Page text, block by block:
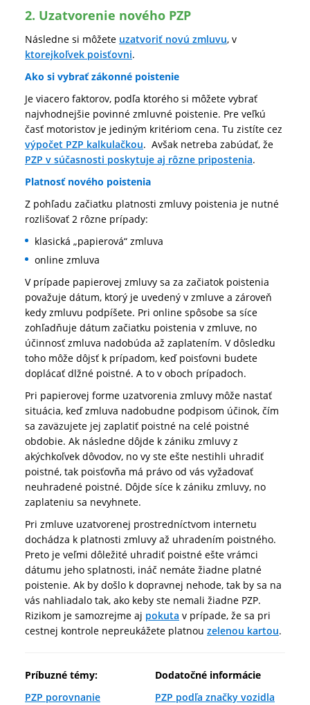
2. Uzatvorenie nového PZP
Následne si môžete uzatvoriť novú zmluvu, v
ktorejkoľvek poisťovni.
Ako si vybrať zákonné poistenie
Je viacero faktorov, podľa ktorého si môžete vybrať
najvhodnejšie povinné zmluvné poistenie. Pre veľkú
časť motoristov je jediným kritériom cena. Tu zistíte cez
výpočet PZP kalkulačkou. Avšak netreba zabúdať, že
PZP v súčasnosti poskytuje aj rôzne pripostenia.
Platnosť nového poistenia
Z pohľadu začiatku platnosti zmluvy poistenia je nutné
rozlišovať 2 rôzne prípady:
klasická „papierová“ zmluva
online zmluva
V prípade papierovej zmluvy sa za začiatok poistenia
považuje dátum, ktorý je uvedený v zmluve a zároveň
kedy zmluvu podpíšete. Pri online spôsobe sa síce
zohľadňuje dátum začiatku poistenia v zmluve, no
účinnosť zmluva nadobúda až zaplatením. V dôsledku
toho môže dôjsť k prípadom, keď poisťovni budete
doplácať dlžné poistné. A to v oboch prípadoch.
Pri papierovej forme uzatvorenia zmluvy môže nastať
situácia, keď zmluva nadobudne podpisom účinok, čím
sa zaväzujete jej zaplatiť poistné na celé poistné
obdobie. Ak následne dôjde k zániku zmluvy z
akýchkoľvek dôvodov, no vy ste ešte nestihli uhradiť
poistné, tak poisťovňa má právo od vás vyžadovať
neuhradené poistné. Dôjde síce k zániku zmluvy, no
zaplateniu sa nevyhnete.
Pri zmluve uzatvorenej prostredníctvom internetu
dochádza k platnosti zmluvy až uhradením poistného.
Preto je veľmi dôležité uhradiť poistné ešte vrámci
dátumu jeho splatnosti, ináč nemáte žiadne platné
poistenie. Ak by došlo k dopravnej nehode, tak by sa na
vás nahliadalo tak, ako keby ste nemali žiadne PZP.
Rizikom je samozrejme aj pokuta v prípade, že sa pri
cestnej kontrole nepreukážete platnou zelenou kartou.
Príbuzné témy:
PZP porovnanie
Dodatočné informácie
PZP podľa značky vozidla